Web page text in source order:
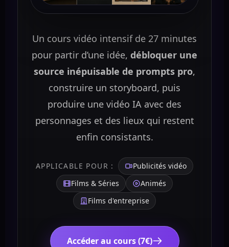
Un cours vidéo intensif de 27 minutes
pour partir d’une idée, débloquer une
source inépuisable de prompts pro,
construire un storyboard, puis
produire une vidéo IA avec des
personnages et des lieux qui restent
enfin consistants.
APPLICABLE POUR :
Publicités vidéo
Films & Séries
Animés
Films d'entreprise
Accéder au cours (7€)